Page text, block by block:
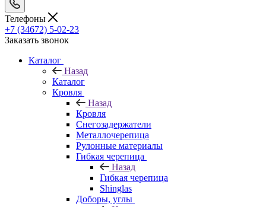
Телефоны
+7 (34672) 5-02-23
Заказать звонок
Каталог
Назад
Каталог
Кровля
Назад
Кровля
Снегозадержатели
Металлочерепица
Рулонные материалы
Гибкая черепица
Назад
Гибкая черепица
Shinglas
Доборы, углы